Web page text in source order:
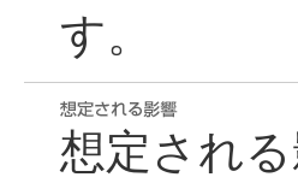
す。
想定され